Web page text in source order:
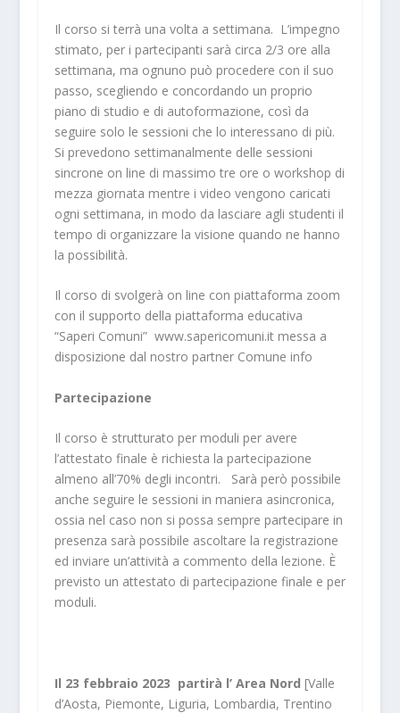
Il corso si terrà una volta a settimana. L’impegno
stimato, per i partecipanti sarà circa 2/3 ore alla
settimana, ma ognuno può procedere con il suo
passo, scegliendo e concordando un proprio
piano di studio e di autoformazione, così da
seguire solo le sessioni che lo interessano di più.
Si prevedono settimanalmente delle sessioni
sincrone on line di massimo tre ore o workshop di
mezza giornata mentre i video vengono caricati
ogni settimana, in modo da lasciare agli studenti il
tempo di organizzare la visione quando ne hanno
la possibilità.
Il corso di svolgerà on line con piattaforma zoom
con il supporto della piattaforma educativa
“Saperi Comuni” www.sapericomuni.itmessa a
disposizione dal nostro partner Comune info
Partecipazione
Il corso è strutturato per moduli per avere
l’attestato finale è richiesta la partecipazione
almeno all’70% degli incontri. Sarà però possibile
anche seguire le sessioni in maniera asincronica,
ossia nel caso non si possa sempre partecipare in
presenza sarà possibile ascoltare la registrazione
ed inviare un’attività a commento della lezione. È
previsto un attestato di partecipazione finale e per
moduli.
Il 23 febbraio 2023 partirà l’ Area Nord [Valle
d’Aosta, Piemonte, Liguria, Lombardia, Trentino